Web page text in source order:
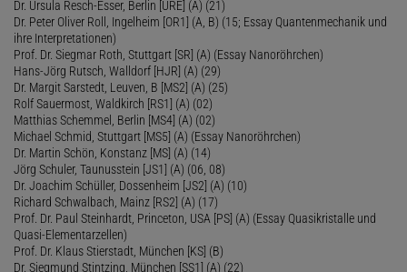
Dr. Ursula Resch-Esser, Berlin [URE] (A) (21)
Dr. Peter Oliver Roll, Ingelheim [OR1] (A, B) (15; Essay Quantenmechanik und
ihre Interpretationen)
Prof. Dr. Siegmar Roth, Stuttgart [SR] (A) (Essay Nanoröhrchen)
Hans-Jörg Rutsch, Walldorf [HJR] (A) (29)
Dr. Margit Sarstedt, Leuven, B [MS2] (A) (25)
Rolf Sauermost, Waldkirch [RS1] (A) (02)
Matthias Schemmel, Berlin [MS4] (A) (02)
Michael Schmid, Stuttgart [MS5] (A) (Essay Nanoröhrchen)
Dr. Martin Schön, Konstanz [MS] (A) (14)
Jörg Schuler, Taunusstein [JS1] (A) (06, 08)
Dr. Joachim Schüller, Dossenheim [JS2] (A) (10)
Richard Schwalbach, Mainz [RS2] (A) (17)
Prof. Dr. Paul Steinhardt, Princeton, USA [PS] (A) (Essay Quasikristalle und
Quasi-Elementarzellen)
Prof. Dr. Klaus Stierstadt, München [KS] (B)
Dr. Siegmund Stintzing, München [SS1] (A) (22)